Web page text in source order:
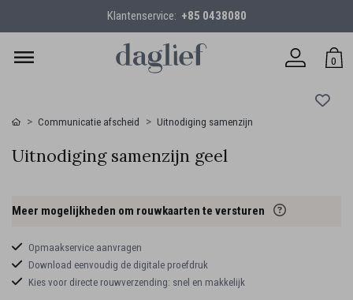
Klantenservice: +85 0438080
0
Communicatie afscheid Uitnodiging samenzijn
Uitnodiging samenzijn geel
Meer mogelijkheden om rouwkaarten te versturen
Opmaakservice aanvragen
Download eenvoudig de digitale proefdruk
Kies voor directe rouwverzending: snel en makkelijk